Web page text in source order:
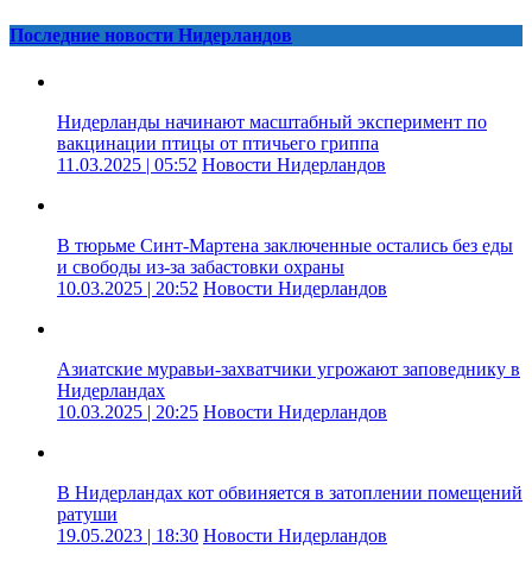
Последние новости Нидерландов
Нидерланды начинают масштабный эксперимент по
вакцинации птицы от птичьего гриппа
11.03.2025 | 05:52 Новости Нидерландов
В тюрьме Синт-Мартена заключенные остались без еды
и свободы из-за забастовки охраны
10.03.2025 | 20:52 Новости Нидерландов
Азиатские муравьи-захватчики угрожают заповеднику в
Нидерландах
10.03.2025 | 20:25 Новости Нидерландов
В Нидерландах кот обвиняется в затоплении помещений
ратуши
19.05.2023 | 18:30 Новости Нидерландов